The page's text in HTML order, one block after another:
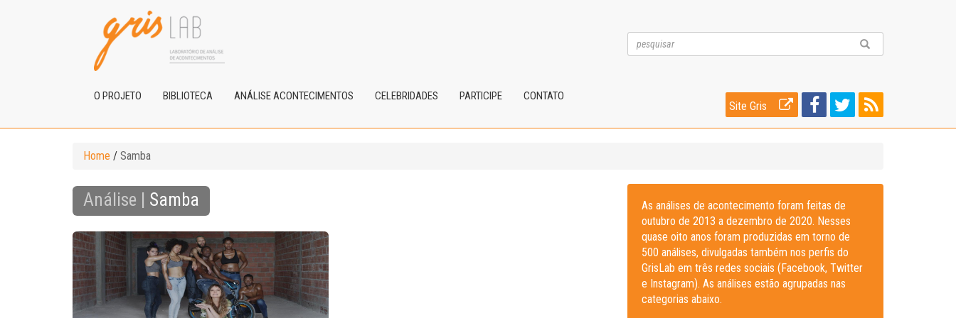
O PROJETO BIBLIOTECA ANÁLISE ACONTECIMENTOS CELEBRIDADES PARTICIPE CONTATO
Site Gris
Home / Samba
Análise | Samba
As análises de acontecimento foram feitas de
outubro de 2013 a dezembro de 2020. Nesses
quase oito anos foram produzidas em torno de
500 análises, divulgadas também nos perfis do
GrisLab em três redes sociais (Facebook, Twitter
e Instagram). As análises estão agrupadas nas
categorias abaixo.